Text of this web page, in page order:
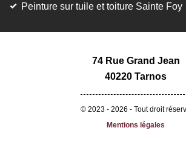
Peinture sur tuile et toiture Sainte Foy
74 Rue Grand Jean
40220 Tarnos
© 2023 - 2026 - Tout droit
Mentions légales